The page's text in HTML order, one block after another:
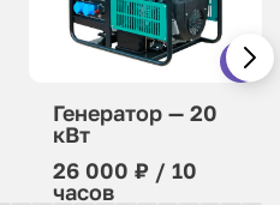
Генератор — 20
кВт
26 000 ₽ / 10
часов